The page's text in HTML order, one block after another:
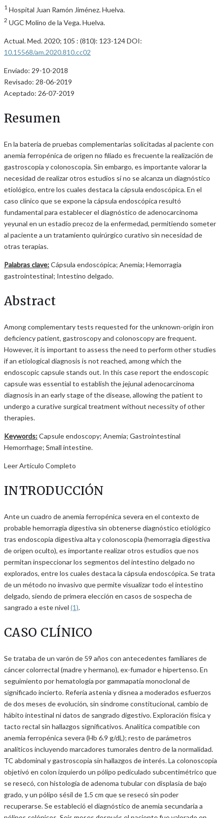
1 Hospital Juan Ramón Jiménez. Huelva.
2 UGC Molino de la Vega. Huelva.
Actual. Med. 2020; 105 : (810): 123-124 DOI:
10.15568/am.2020.810.cc02
Enviado: 29-10-2018
Revisado: 28-06-2019
Aceptado: 26-07-2019
Resumen
En la batería de pruebas complementarias solicitadas al paciente con
anemia ferropénica de origen no filiado es frecuente la realización de
gastroscopia y colonoscopia. Sin embargo, es importante valorar la
necesidad de realizar otros estudios si no se alcanza un diagnóstico
etiológico, entre los cuales destaca la cápsula endoscópica. En el
caso clínico que se expone la cápsula endoscópica resultó
fundamental para establecer el diagnóstico de adenocarcinoma
yeyunal en un estadío precoz de la enfermedad, permitiendo someter
al paciente a un tratamiento quirúrgico curativo sin necesidad de
otras terapias.
Palabras clave:Cápsula endoscópica; Anemia; Hemorragia
gastrointestinal; Intestino delgado.
Abstract
Among complementary tests requested for the unknown-origin iron
deficiency patient, gastroscopy and colonoscopy are frequent.
However, it is important to assess the need to perform other studies
if an etiological diagnosis is not reached, among which the
endoscopic capsule stands out. In this case report the endoscopic
capsule was essential to establish the jejunal adenocarcinoma
diagnosis in an early stage of the disease, allowing the patient to
undergo a curative surgical treatment without necessity of other
therapies.
Keywords:Capsule endoscopy; Anemia; Gastrointestinal
Hemorrhage; Small intestine.
Leer Artículo Completo
INTRODUCCIÓN
Ante un cuadro de anemia ferropénica severa en el contexto de
probable hemorragia digestiva sin obtenerse diagnóstico etiológico
tras endoscopia digestiva alta y colonoscopia (hemorragia digestiva
de origen oculto), es importante realizar otros estudios que nos
permitan inspeccionar los segmentos del intestino delgado no
explorados, entre los cuales destaca la cápsula endoscópica. Se trata
de un método no invasivo que permite visualizar todo el intestino
delgado, siendo de primera elección en casos de sospecha de
sangrado a este nivel (1).
CASO CLÍNICO
Se trataba de un varón de 59 años con antecedentes familiares de
cáncer colorrectal (madre y hermano), ex-fumador e hipertenso. En
seguimiento por hematología por gammapatía monoclonal de
significado incierto. Refería astenia y disnea a moderados esfuerzos
de dos meses de evolución, sin síndrome constitucional, cambio de
hábito intestinal ni datos de sangrado digestivo. Exploración física y
tacto rectal sin hallazgos significativos. Analítica compatible con
anemia ferropénica severa (Hb 6.9 g/dL); resto de parámetros
analíticos incluyendo marcadores tumorales dentro de la normalidad.
TC abdominal y gastroscopia sin hallazgos de interés. La colonoscopia
objetivó en colon izquierdo un pólipo pediculado subcentimétrico que
se resecó, con histología de adenoma tubular con displasia de bajo
grado, y un pólipo sésil de 1.5 cm que se resecó sin poder
recuperarse. Se estableció el diagnóstico de anemia secundaria a